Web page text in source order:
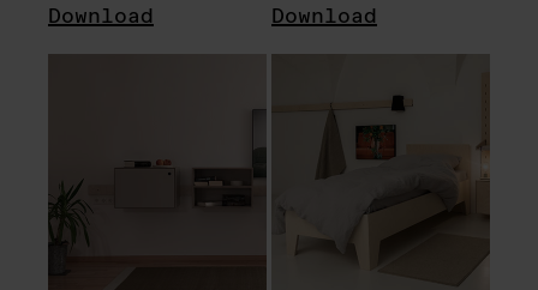
Download Download